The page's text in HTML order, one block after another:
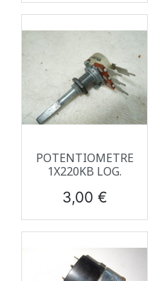
POTENTIOMETRE
1X220KB LOG.
Prix
3,00 €